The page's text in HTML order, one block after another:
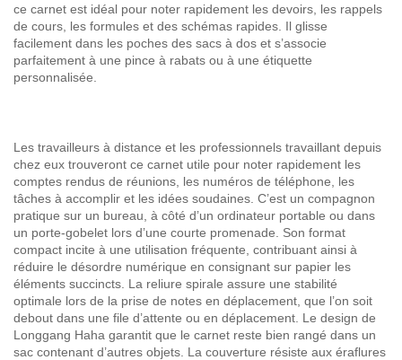
ce carnet est idéal pour noter rapidement les devoirs, les rappels
de cours, les formules et des schémas rapides. Il glisse
facilement dans les poches des sacs à dos et s’associe
parfaitement à une pince à rabats ou à une étiquette
personnalisée.
Les travailleurs à distance et les professionnels travaillant depuis
chez eux trouveront ce carnet utile pour noter rapidement les
comptes rendus de réunions, les numéros de téléphone, les
tâches à accomplir et les idées soudaines. C’est un compagnon
pratique sur un bureau, à côté d’un ordinateur portable ou dans
un porte-gobelet lors d’une courte promenade. Son format
compact incite à une utilisation fréquente, contribuant ainsi à
réduire le désordre numérique en consignant sur papier les
éléments succincts. La reliure spirale assure une stabilité
optimale lors de la prise de notes en déplacement, que l’on soit
debout dans une file d’attente ou en déplacement. Le design de
Longgang Haha garantit que le carnet reste bien rangé dans un
sac contenant d’autres objets. La couverture résiste aux éraflures